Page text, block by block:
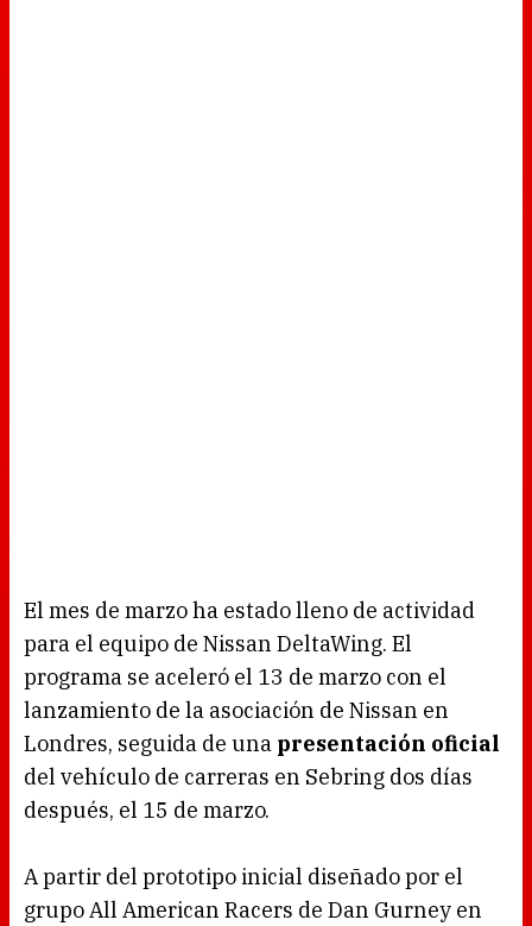
El mes de marzo ha estado lleno de actividad
para el equipo de Nissan DeltaWing. El
programa se aceleró el 13 de marzo con el
lanzamiento de la asociación de Nissan en
Londres, seguida de una presentación oficial
del vehículo de carreras en Sebring dos días
después, el 15 de marzo.
A partir del prototipo inicial diseñado por el
grupo All American Racers de Dan Gurney en